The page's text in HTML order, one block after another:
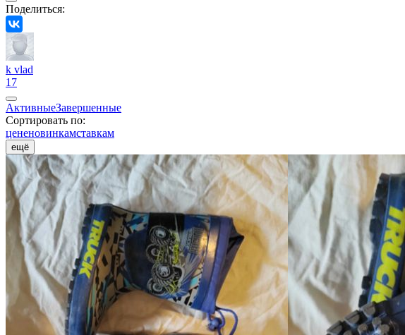
Поделиться:
k vlad
17
АктивныеЗавершенные
Сортировать по:
цененовинкамставкам
ещё